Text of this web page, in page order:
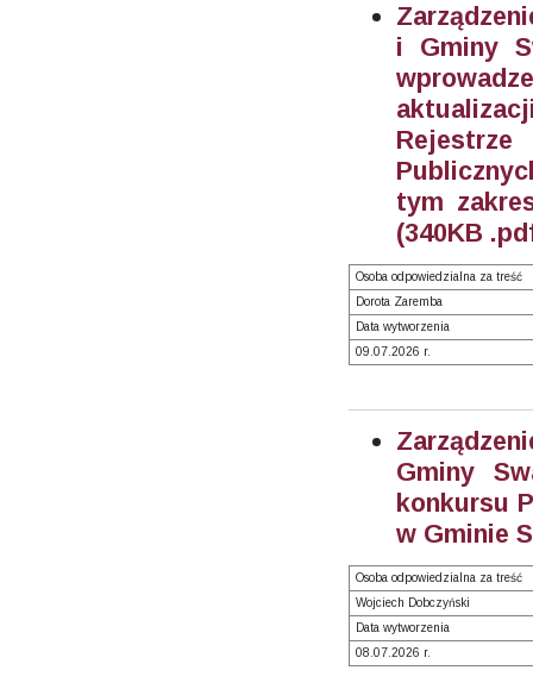
i Gminy
tym
(340KB
Osoba odpowiedzialna za treść
Dorota Zaremba
Data wytworzenia
09.07.2026 r.
Gminy
konkursu
w Gminie
Osoba odpowiedzialna za treść
Wojciech Dobczyński
Data wytworzenia
08.07.2026 r.